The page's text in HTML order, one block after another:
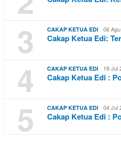
3 CAKAP KETUA EDI 06
Cakap Ketua Edi:
4 CAKAP KETUA EDI 19 Jul
Cakap Ketua Edi :
5 CAKAP KETUA EDI 04 Jul
Cakap Ketua Edi :